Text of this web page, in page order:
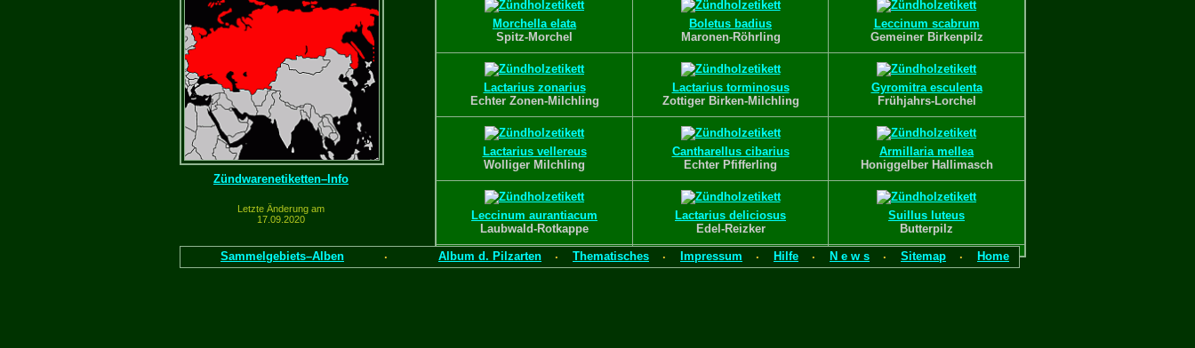
Zündwarenetiketten–Info
Letzte Änderung am
17.09.2020
Morchella elata
Spitz-Morchel
Boletus badius
Maronen-Röhrling
Leccinum scabrum
Gemeiner Birkenpilz
Lactarius zonarius
Echter Zonen-Milchling
Lactarius torminosus
Zottiger Birken-Milchling
Gyromitra esculenta
Frühjahrs-Lorchel
Lactarius vellereus
Wolliger Milchling
Cantharellus cibarius
Echter Pfifferling
Armillaria mellea
Honiggelber Hallimasch
Leccinum aurantiacum
Laubwald-Rotkappe
Lactarius deliciosus
Edel-Reizker
Suillus luteus
Butterpilz
Sammelgebiets–Alben · Album d. Pilzarten · Thematisches · Impressum · Hilfe · N e w s · Sitemap · Home